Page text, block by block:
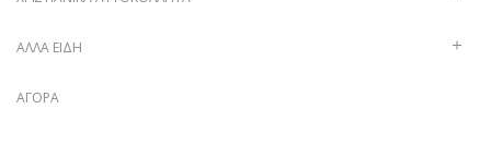
ΑΛΛΑ ΕΙΔΗ
ΑΓΟΡΆ